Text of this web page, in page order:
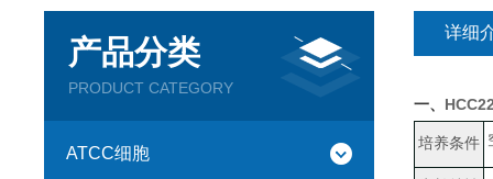
产品分类
PRODUCT CATEGORY
ATCC细胞
详细
一、
培养条件